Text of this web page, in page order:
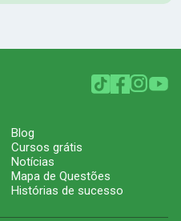
Blog
Cursos grátis
Notícias
Mapa de Questões
Histórias de sucesso